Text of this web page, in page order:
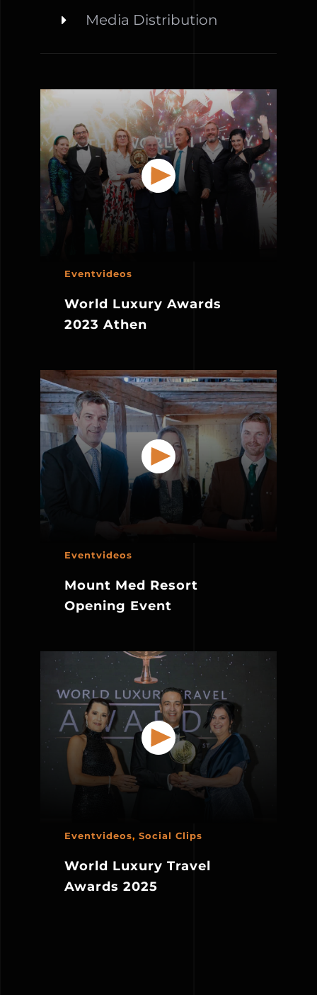
Media Distribution
Eventvideos
World Luxury Awards
2023 Athen
Eventvideos
Mount Med Resort
Opening Event
Eventvideos, Social Clips
World Luxury Travel
Awards 2025